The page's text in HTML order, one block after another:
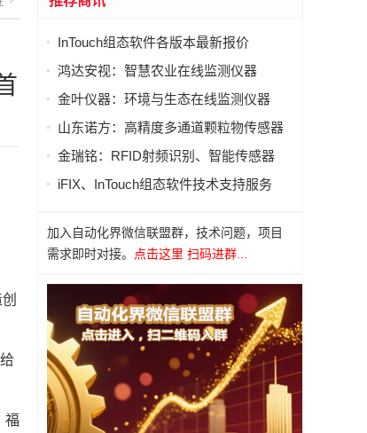
福
InTouch组态软件各版本最新报价
鸿达安视：智慧农业在线监测仪器
金叶仪器：环境与生态在线监测仪器
山东诺方：高精度多通道颗粒物传感器
金瑞铭：RFID射频识别、智能传感器
iFIX、InTouch组态软件技术支持服务
加入自动化界微信联盟群，技术问题，项目
需求即时对接。
点击这里 扫码进群...